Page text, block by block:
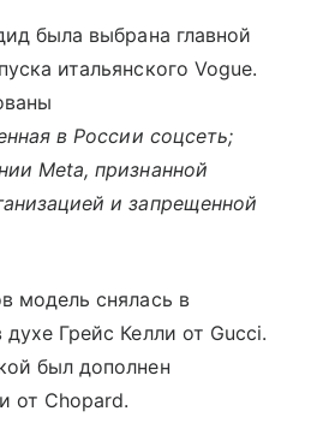
была выбрана главной
итальянского Vogue.
в России соцсеть;
Meta, признанной
и запрещенной
модель снялась в
Грейс Келли от Gucci.
был дополнен
от Chopard.